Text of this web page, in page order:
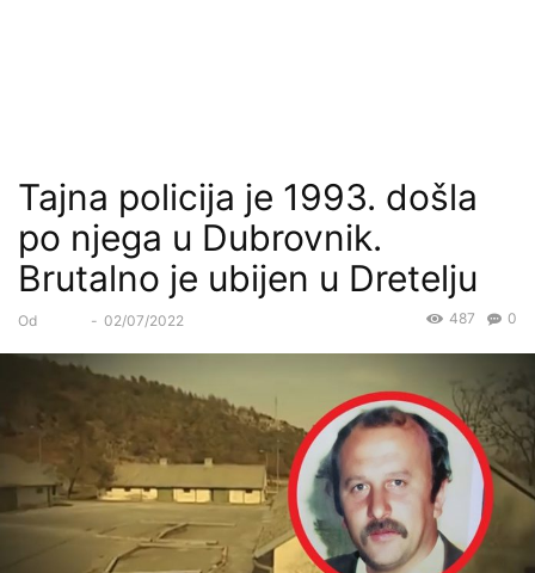
Tajna policija je 1993. došla
po njega u Dubrovnik.
Brutalno je ubijen u Dretelju
Od - 02/07/2022 0
487